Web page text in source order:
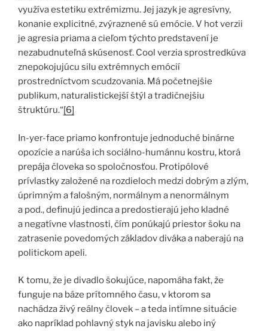
využíva estetiku extrémizmu. Jej jazyk je agresívny,
konanie explicitné, zvýraznené sú emócie. V hot verzii
je agresia priama a cieľom týchto predstavení je
nezabudnuteľná skúsenosť. Cool verzia sprostredkúva
znepokojujúcu silu extrémnych emócií
prostredníctvom scudzovania. Má početnejšie
publikum, naturalistickejší štýl a tradičnejšiu
štruktúru.“[6]
In-yer-face priamo konfrontuje jednoduché binárne
opozície a narúša ich sociálno-humánnu kostru, ktorá
prepája človeka so spoločnosťou. Protipólové
prívlastky založené na rozdieloch medzi dobrým a zlým,
úprimným a falošným, normálnym a nenormálnym
a pod., definujú jedinca a predostierajú jeho kladné
a negatívne vlastnosti, čím ponúkajú priestor šoku na
zatrasenie povedomých základov diváka a naberajú na
politickom apeli.
K tomu, že je divadlo šokujúce, napomáha fakt, že
funguje na báze prítomného času, v ktorom sa
nachádza živý reálny človek – a teda intímne situácie
ako napríklad pohlavný styk na javisku alebo iný